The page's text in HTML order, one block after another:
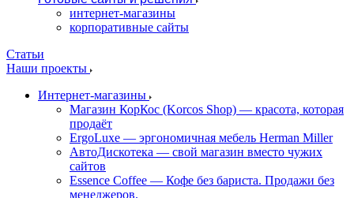
интернет-магазины
корпоративные сайты
Статьи
Наши проекты
Интернет-магазины
Магазин КорКос (Korcos Shop) — красота, которая
продаёт
ErgoLuxe — эргономичная мебель Herman Miller
АвтоДискотека — свой магазин вместо чужих
сайтов
Essence Coffee — Кофе без бариста. Продажи без
менеджеров.